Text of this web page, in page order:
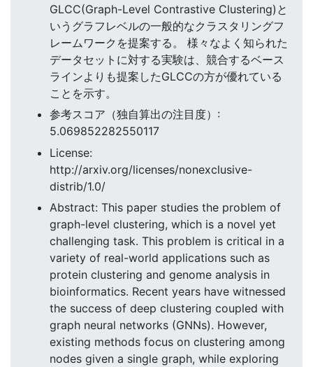
GLCC(Graph-Level Contrastive Clustering)と
いうグラフレベルの一般的なクラスタリングフ
レームワークを提案する。 様々なよく知られた
データセットに対する実験は、競合するベース
ラインよりも提案したGLCCの方が優れている
ことを示す。
参考スコア（独自算出の注目度）:
5.069852282550117
License:
http://arxiv.org/licenses/nonexclusive-
distrib/1.0/
Abstract: This paper studies the problem of
graph-level clustering, which is a novel yet
challenging task. This problem is critical in a
variety of real-world applications such as
protein clustering and genome analysis in
bioinformatics. Recent years have witnessed
the success of deep clustering coupled with
graph neural networks (GNNs). However,
existing methods focus on clustering among
nodes given a single graph, while exploring